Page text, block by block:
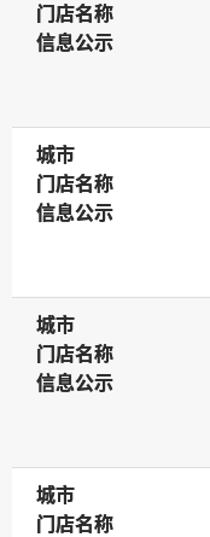
门店名称
门店名称
信息公示
信息公示
城市
城市
门店名称
门店名称
信息公示
信息公示
城市
城市
门店名称
门店名称
信息公示
信息公示
城市
城市
门店名称
门店名称